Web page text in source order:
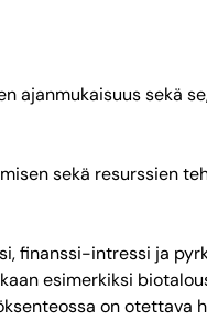
ajanmukaisuus sekä
sekä resurssien
finanssi-intressi ja
esimerkiksi
on otettava